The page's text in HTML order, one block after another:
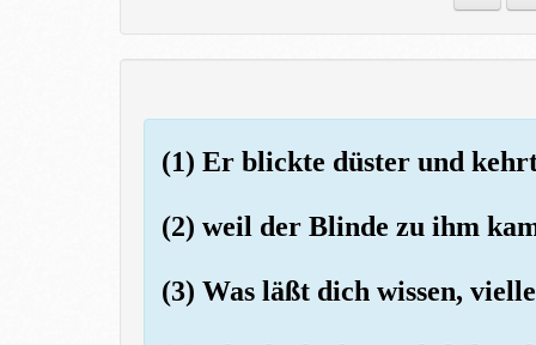
(1) Er blickte düster und
(2) weil der Blinde zu ihm
(3) Was läßt dich wissen,